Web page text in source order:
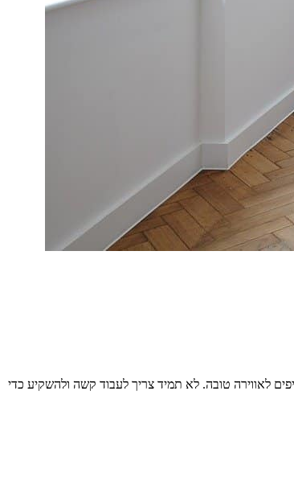
לאווירה טובה. לא תמיד צריך לעבוד קשה ולהשקיע כדי